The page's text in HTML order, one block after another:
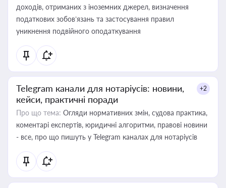
доходів, отриманих з іноземних джерел, визначення
податкових зобов’язань та застосування правил
уникнення подвійного оподаткування
Telegram канали для нотаріусів: новини,
кейси, практичні поради
+2
Про що тема: Огляди нормативних змін, судова практика,
коментарі експертів, юридичні алгоритми, правові новини
- все, про що пишуть у Telegram каналах для нотаріусів